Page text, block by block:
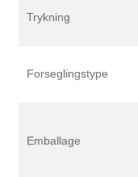
Trykning
Forseglingstype
Emballage